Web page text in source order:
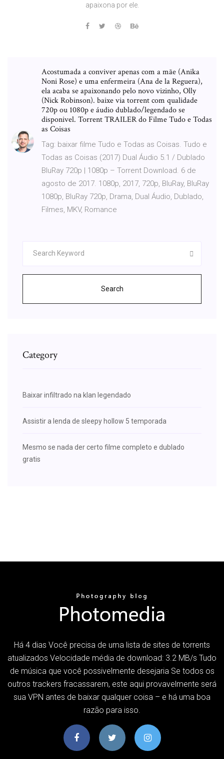
apaixona por ele.
Acostumada a conviver apenas com a mãe (Anika
Noni Rose) e uma enfermeira (Ana de la Reguera),
ela acaba se apaixonando pelo novo vizinho, Olly
(Nick Robinson). baixe via torrent com qualidade
720p ou 1080p e áudio dublado/legendado se
disponivel. Torrent TRAILER do Filme Tudo e Todas
as Coisas
Tag: baixar filme Tudo e Todas as Coisas. Tudo e
Todas as Coisas (2017) Dual Áudio 5.1 / Dublado
BluRay 720p | 1080p – Torrent Download. 6 de
agosto de 2017. 1080p, 2017, 720p, BluRay, BluRay
1080p, BluRay 720p, Drama, Dual Áudio, Dublado,
Filmes, MKV, Romance
Search
Category
Baixar infiltrado na klan legendado
Assistir a lenda de sleepy hollow 5 temporada
Mesmo se nada der certo filme completo e dublado
gratis
Há 4 dias Você precisa de uma lista de sites de torrents
atualizados Velocidade média de download: 3.2 MB/s Tudo
de música que você possivelmente desejaria Se todos os
outros trackers fracassarem, este aqui provavelmente será
sua VPN antes de baixar qualquer coisa – e há uma boa
razão para isso.